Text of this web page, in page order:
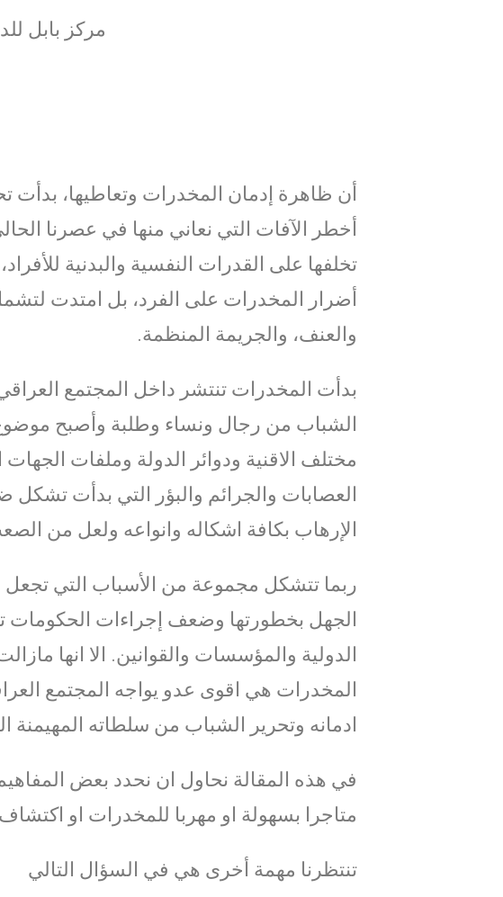
مركز بابل
أن ظاهرة إدمان المخدرات وتعاطيها، بدأت
أخطر الآفات التي نعاني منها في عصرنا
تخلفها على القدرات النفسية والبدنية
أضرار المخدرات على الفرد، بل امتدت
والعنف، والجريمة المنظمة.
بدأت المخدرات تنتشر داخل المجتمع
الشباب من رجال ونساء وطلبة وأصبح موضوع
مختلف الاقنية ودوائر الدولة وملفات
العصابات والجرائم والبؤر التي بدأت
الإرهاب بكافة اشكاله وانواعه ولعل من
ربما تتشكل مجموعة من الأسباب التي
الجهل بخطورتها وضعف إجراءات الحكومات
الدولية والمؤسسات والقوانين. الا انها
المخدرات هي اقوى عدو يواجه المجتمع
ادمانه وتحرير الشباب من سلطاته المهيمنة
في هذه المقالة نحاول ان نحدد بعض
متاجرا بسهولة او مهربا للمخدرات او
تنتظرنا مهمة أخرى هي في السؤال التالي